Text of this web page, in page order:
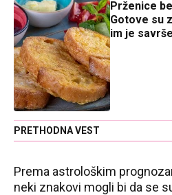
Prženice
Gotove su
im je
PRETHODNA VEST
Prema astrološkim
neki znakovi mogli bi da se